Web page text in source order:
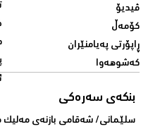
ڤیدیۆ
کۆمەڵ
ڕاپۆرتی پەیامنێران
کەشوهەوا
بنکەی سەرەکی
سلێمانی/ شه‌قامی بازنه‌ی